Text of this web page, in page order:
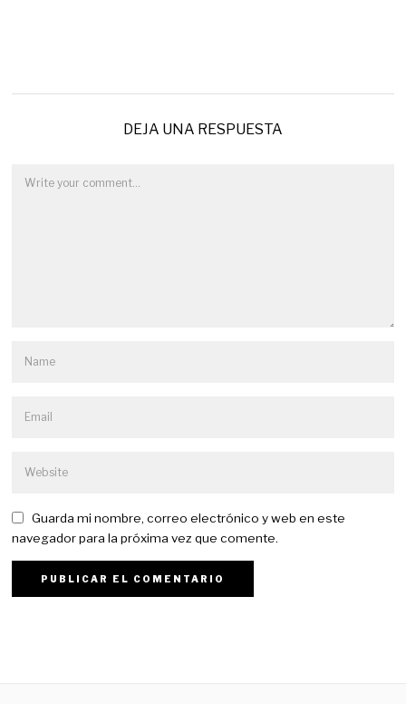
DEJA UNA RESPUESTA
Guarda mi nombre, correo electrónico y web en este
navegador para la próxima vez que comente.